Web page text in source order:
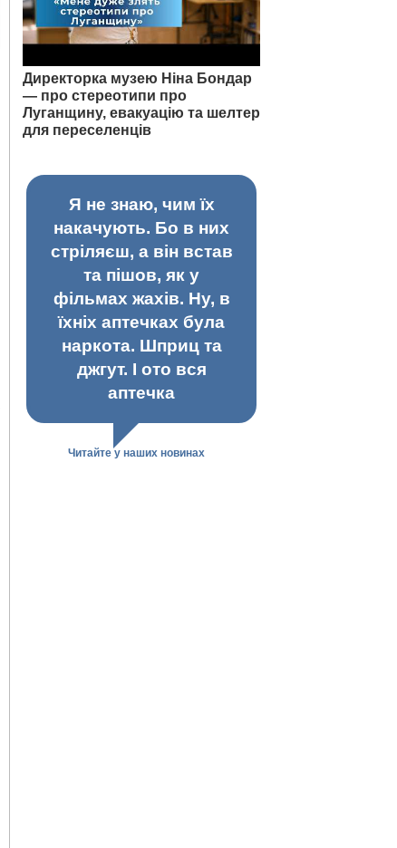
Директорка музею Ніна Бондар
— про стереотипи про
Луганщину, евакуацію та шелтер
для переселенців
Я не знаю, чим їх
накачують. Бо в них
стріляєш, а він встав
та пішов, як у
фільмах жахів. Ну, в
їхніх аптечках була
наркота. Шприц та
джгут. І ото вся
аптечка
Читайте у наших новинах